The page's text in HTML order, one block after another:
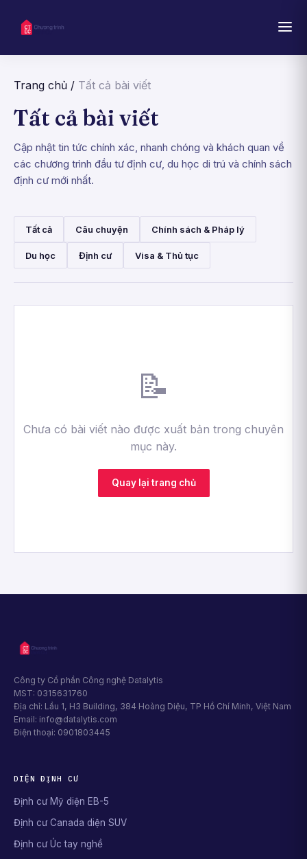
Trang chủ / Tất cả bài viết
Tất cả bài viết
Cập nhật tin tức chính xác, nhanh chóng và khách quan về
các chương trình đầu tư định cư, du học di trú và chính sách
định cư mới nhất.
Tất cả Câu chuyện Chính sách & Pháp lý
Du học Định cư Visa & Thủ tục
📝
Chưa có bài viết nào được xuất bản trong chuyên
mục này.
Quay lại trang chủ
Công ty Cổ phần Công nghệ Datalytis
MST: 0315631760
Địa chỉ: Lầu 1, H3 Building, 384 Hoàng Diệu, TP Hồ Chí Minh, Việt Nam
Email: info@datalytis.com
Điện thoại: 0901803445
DIỆN ĐỊNH CƯ
Định cư Mỹ diện EB-5
Định cư Canada diện SUV
Định cư Úc tay nghề